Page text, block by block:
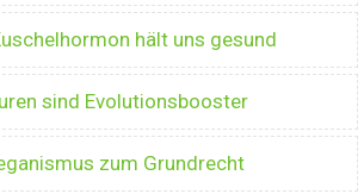
hält uns gesund
sind Evolutionsbooster
zum Grundrecht